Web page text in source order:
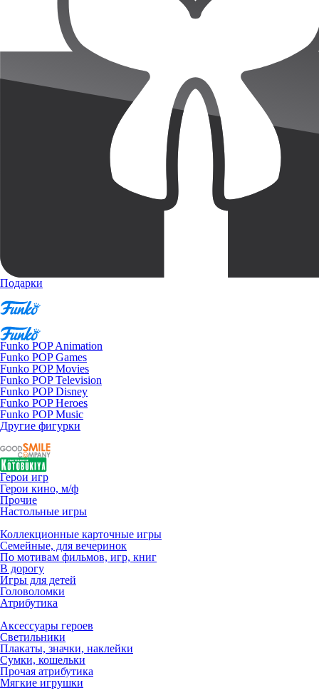
Подарки
Funko POP Animation
Funko POP Games
Funko POP Movies
Funko POP Television
Funko POP Disney
Funko POP Heroes
Funko POP Music
Другие фигурки
Герои игр
Герои кино, м/ф
Прочие
Настольные игры
Коллекционные карточные игры
Семейные, для вечеринок
По мотивам фильмов, игр, книг
В дорогу
Игры для детей
Головоломки
Атрибутика
Аксессуары героев
Светильники
Плакаты, значки, наклейки
Сумки, кошельки
Прочая атрибутика
Мягкие игрушки